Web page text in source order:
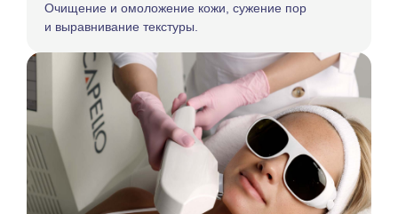
Очищение и омоложение кожи, сужение пор
и выравнивание текстуры.